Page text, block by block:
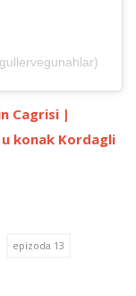
Cagrisi |
konak Kordagli
epizoda 13